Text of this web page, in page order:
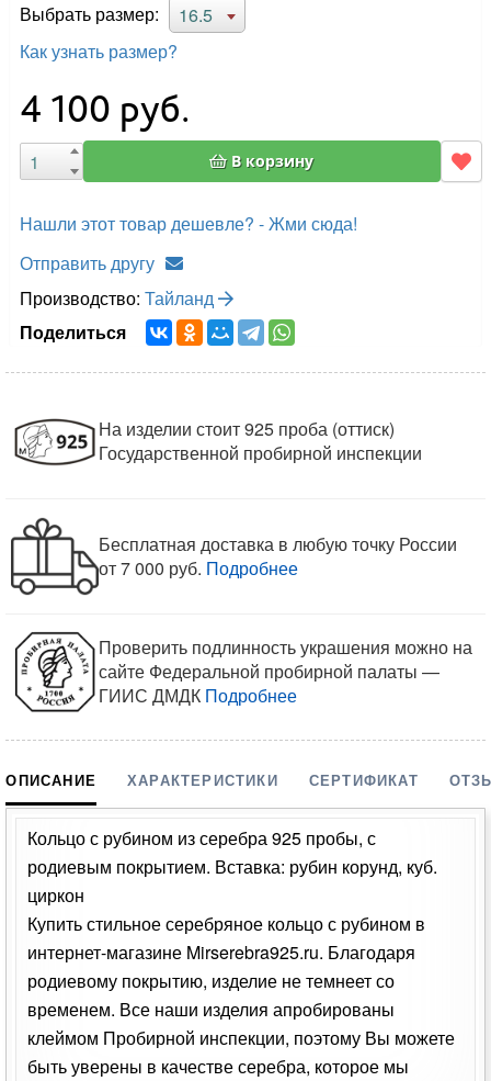
Выбрать размер:
16.5
Как узнать размер?
4 100 руб.
В корзину
Нашли этот товар дешевле? - Жми сюда!
Отправить другу
Производство:Тайланд
Поделиться
На изделии стоит 925 проба (оттиск)
Государственной пробирной инспекции
Бесплатная доставка в любую точку России
от 7 000 руб. Подробнее
Проверить подлинность украшения можно на
сайте Федеральной пробирной палаты —
ГИИС ДМДК Подробнее
ОПИСАНИЕ ХАРАКТЕРИСТИКИ СЕРТИФИКАТ
Кольцо с рубином из серебра 925 пробы, с
родиевым покрытием. Вставка: рубин корунд, куб.
циркон
Купить стильное серебряное кольцо с рубином в
интернет-магазине Mirserebra925.ru. Благодаря
родиевому покрытию, изделие не темнеет со
временем. Все наши изделия апробированы
клеймом Пробирной инспекции, поэтому Вы можете
быть уверены в качестве серебра, которое мы